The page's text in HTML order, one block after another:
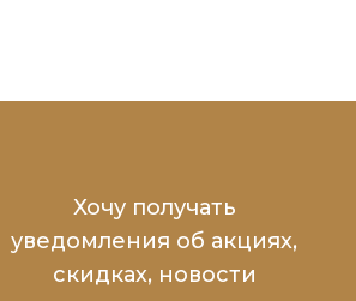
Хочу получать
уведомления об акциях,
скидках, новости